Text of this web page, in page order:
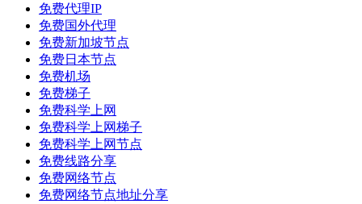
免费代理IP
免费国外代理
免费新加坡节点
免费日本节点
免费机场
免费梯子
免费科学上网
免费科学上网梯子
免费科学上网节点
免费线路分享
免费网络节点
免费网络节点地址分享